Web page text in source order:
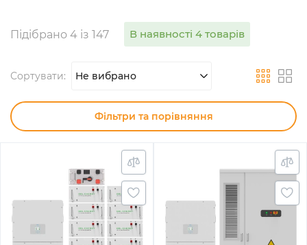
Підібрано 4 із 147 В наявності 4 товарів
Сортувати: Не вибрано
Фільтри та порівняння